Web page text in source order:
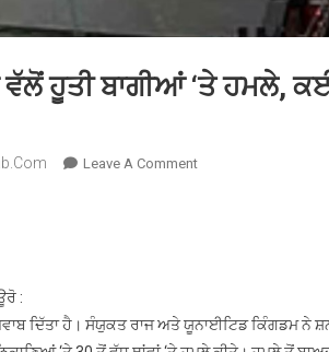
ਹੂਤੀ ਬਾਗੀਆਂ ‘ਤੇ ਹਮਲੇ,
Leave A CommentOn
ਬਾਗੀਆਂ
:
ਦਿੱਤਾ ਹੈ। ਸੰਯੁਕਤ ਰਾਜ ਅਤੇ ਯੂਨਾਈਟਿਡ ਕਿੰਗਡਮ ਨੇ